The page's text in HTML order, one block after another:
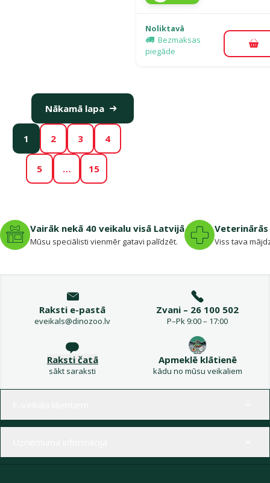
Noliktavā
Bezmaksas
piegāde
1 2 3 4
5 … 15
Nākamā lapa
Vairāk nekā 40 veikalu visā Latvijā
Mūsu speciālisti vienmēr gatavi palīdzēt. Viss tava
Raksti e-pastā
eveikals@dinozoo.lv
Zvani – 26 100 502
P–Pk 9:00 – 17:00
Raksti čatā
sākt saraksti
Apmeklē klātienē
kādu no mūsu veikaliem